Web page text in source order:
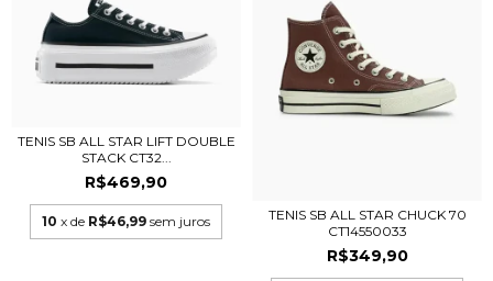
TENIS SB ALL STAR LIFT DOUBLE
STACK CT32...
R$469,90
10 x de R$46,99 sem juros
TENIS SB ALL STAR CHUCK 70
CT14550033
R$349,90